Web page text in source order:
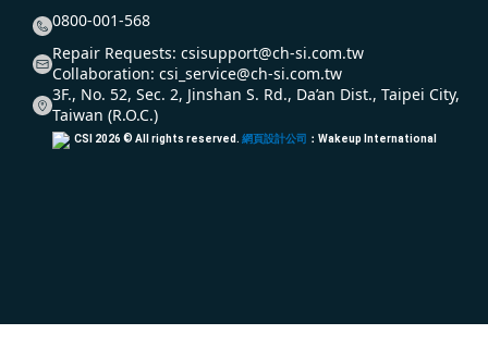
0800-001-568
Repair Requests: csisupport@ch-si.com.tw
Collaboration: csi_service@ch-si.com.tw
3F., No. 52, Sec. 2, Jinshan S. Rd., Da’an Dist., Taipei City,
Taiwan (R.O.C.)
CSI 2026 © All rights reserved. 網頁設計公司 ：Wakeup International